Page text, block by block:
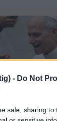
- Do Not
sale, sharing to